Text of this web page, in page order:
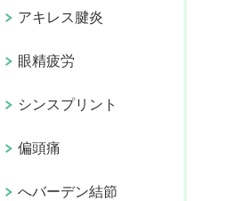
アキレス腱炎
眼精疲労
シンスプリント
偏頭痛
へバーデン結節